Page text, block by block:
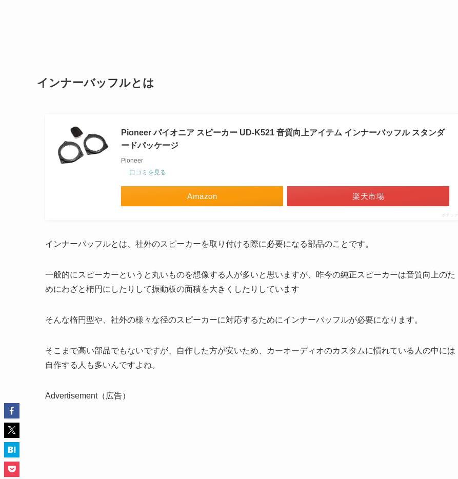
インナーバッフルとは
Pioneer パイオニア スピーカー UD-K521 音質向上アイテム インナーバッフル スタンダ
ードパッケージ
Pioneer
口コミを見る
Amazon 楽天市場
ポチップ
インナーバッフルとは、社外のスピーカーを取り付ける際に必要になる部品のことです。
一般的にスピーカーというと丸いものを想像する人が多いと思いますが、昨今の純正スピーカーは音質向上のた
めにわざと楕円にしたりして振動板の面積を大きくしたりしています
そんな楕円型や、社外の様々な径のスピーカーに対応するためにインナーバッフルが必要になります。
そこまで高い部品でもないですが、自作した方が安いため、カーオーディオのカスタムに慣れている人の中には
自作する人も多いんですよね。
Advertisement（広告）